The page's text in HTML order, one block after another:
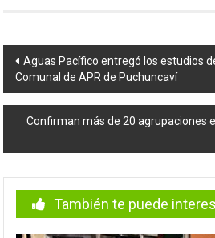
Navegación
de
entradas
Aguas Pacífico entregó los estudios
Comunal de APR de Puchuncaví
Confirman más de 20 agrupaciones
También te puede